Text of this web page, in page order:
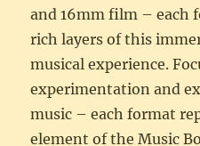
and 16mm film – each
rich layers of this
musical experience.
experimentation and
music – each format
element of the Music